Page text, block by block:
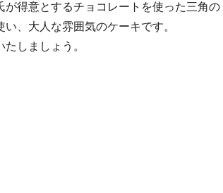
が得意とするチョコレートを使った三角の
、大人な雰囲気のケーキです。
しましょう。